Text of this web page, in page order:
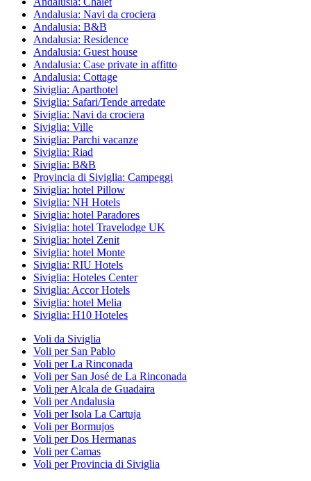
Andalusia: Navi da crociera
Andalusia: B&B
Andalusia: Residence
Andalusia: Guest house
Andalusia: Case private in affitto
Andalusia: Cottage
Siviglia: Aparthotel
Siviglia: Safari/Tende arredate
Siviglia: Navi da crociera
Siviglia: Ville
Siviglia: Parchi vacanze
Siviglia: Riad
Siviglia: B&B
Provincia di Siviglia: Campeggi
Siviglia: hotel Pillow
Siviglia: NH Hotels
Siviglia: hotel Paradores
Siviglia: hotel Travelodge UK
Siviglia: hotel Zenit
Siviglia: hotel Monte
Siviglia: RIU Hotels
Siviglia: Hoteles Center
Siviglia: Accor Hotels
Siviglia: hotel Melia
Siviglia: H10 Hoteles
Voli da Siviglia
Voli per San Pablo
Voli per La Rinconada
Voli per San José de La Rinconada
Voli per Alcala de Guadaira
Voli per Andalusia
Voli per Isola La Cartuja
Voli per Bormujos
Voli per Dos Hermanas
Voli per Camas
Voli per Provincia di Siviglia